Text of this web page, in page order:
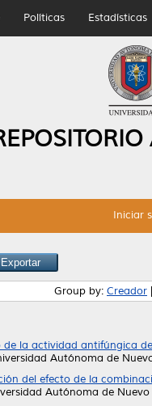
Políticas Estadísticas
Iniciar
Group by: Creador
de la actividad antifúngica
Autónoma de
del efecto de la
Autónoma de Nuevo